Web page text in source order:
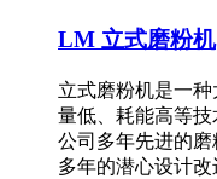
LM 立式磨粉机
立式磨粉机是一
量低、耗能高等
公司多年先进的
多年的潜心设计